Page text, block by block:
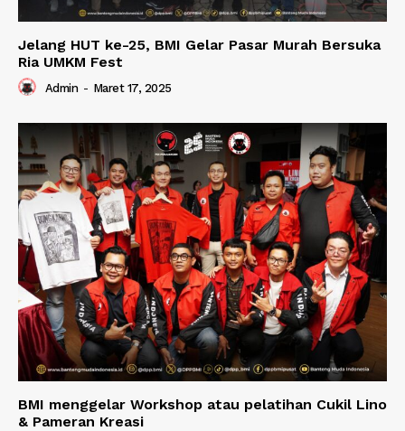
Jelang HUT ke-25, BMI Gelar Pasar Murah Bersuka
Ria UMKM Fest
Admin - Maret 17, 2025
BMI menggelar Workshop atau pelatihan Cukil Lino
& Pameran Kreasi